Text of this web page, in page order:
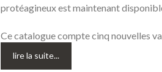
protéagineux est maintenant
Ce catalogue compte cinq nouvelles
lire la suite...